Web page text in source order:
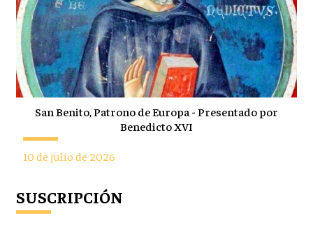
San Benito, Patrono de Europa - Presentado por
Benedicto XVI
10 de julio de 2026
SUSCRIPCIÓN